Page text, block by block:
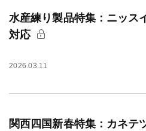
水産練り製品特集：ニッ
対応
2026.03.11
関西四国新春特集：カネ